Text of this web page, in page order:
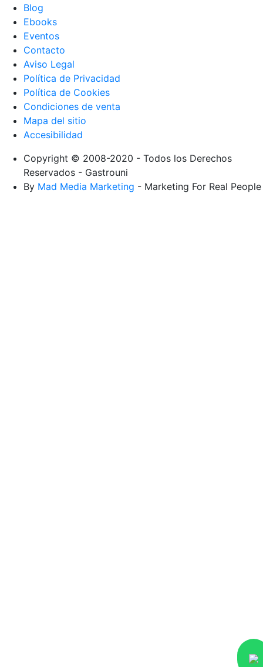
Blog
Ebooks
Eventos
Contacto
Aviso Legal
Política de Privacidad
Política de Cookies
Condiciones de venta
Mapa del sitio
Accesibilidad
Copyright © 2008-2020 - Todos los Derechos
Reservados - Gastrouni
By Mad Media Marketing - Marketing For Real People